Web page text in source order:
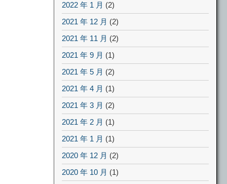
2022 年 1 月 (2)
2021 年 12 月 (2)
2021 年 11 月 (2)
2021 年 9 月 (1)
2021 年 5 月 (2)
2021 年 4 月 (1)
2021 年 3 月 (2)
2021 年 2 月 (1)
2021 年 1 月 (1)
2020 年 12 月 (2)
2020 年 10 月 (1)